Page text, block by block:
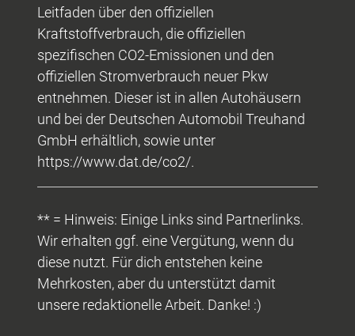
Leitfaden über den offiziellen
Kraftstoffverbrauch, die offiziellen
spezifischen CO2-Emissionen und den
offiziellen Stromverbrauch neuer Pkw
entnehmen. Dieser ist in allen Autohäusern
und bei der Deutschen Automobil Treuhand
GmbH erhältlich, sowie unter
https://www.dat.de/co2/.
** = Hinweis: Einige Links sind Partnerlinks.
Wir erhalten ggf. eine Vergütung, wenn du
diese nutzt. Für dich entstehen keine
Mehrkosten, aber du unterstützt damit
unsere redaktionelle Arbeit. Danke! :)